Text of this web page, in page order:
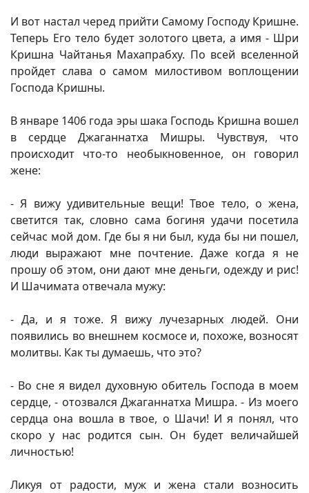
И вот настал черед прийти Самому Господу Кришне.
Теперь Его тело будет золотого цвета, а имя - Шри
Кришна Чайтанья Махапрабху. По всей вселенной
пройдет слава о самом милостивом воплощении
Господа Кришны.
В январе 1406 года эры шака Господь Кришна вошел
в сердце Джаганнатха Мишры. Чувствуя, что
происходит что-то необыкновенное, он говорил
жене:
- Я вижу удивительные вещи! Твое тело, о жена,
светится так, словно сама богиня удачи посетила
сейчас мой дом. Где бы я ни был, куда бы ни пошел,
люди выражают мне почтение. Даже когда я не
прошу об этом, они дают мне деньги, одежду и рис!
И Шачимата отвечала мужу:
- Да, и я тоже. Я вижу лучезарных людей. Они
появились во внешнем космосе и, похоже, возносят
молитвы. Как ты думаешь, что это?
- Во сне я видел духовную обитель Господа в моем
сердце, - отозвался Джаганнатха Мишра. - Из моего
сердца она вошла в твое, о Шачи! И я понял, что
скоро у нас родится сын. Он будет величайшей
личностью!
Ликуя от радости, муж и жена стали возносить